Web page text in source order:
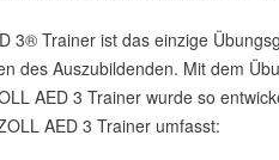
3® Trainer ist das einzige
des Auszubildenden. Mit dem
AED 3 Trainer wurde so
AED 3 Trainer umfasst: